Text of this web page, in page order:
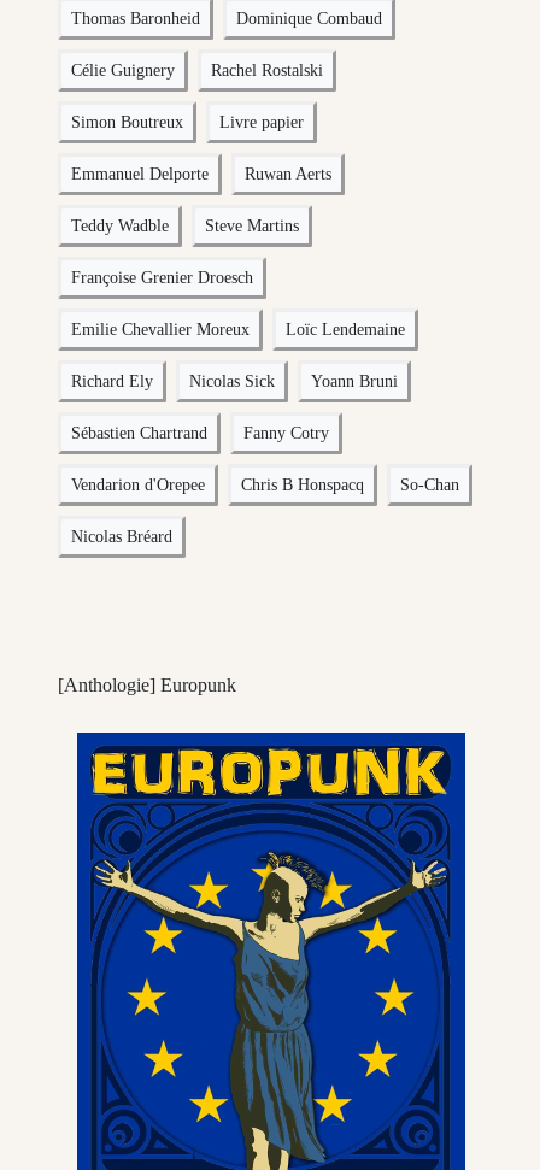
Thomas Baronheid Dominique Combaud
Célie Guignery Rachel Rostalski
Simon Boutreux Livre papier
Emmanuel Delporte Ruwan Aerts
Teddy Wadble Steve Martins
Françoise Grenier Droesch
Emilie Chevallier Moreux Loïc Lendemaine
Richard Ely Nicolas Sick Yoann Bruni
Sébastien Chartrand Fanny Cotry
Vendarion d'Orepee Chris B Honspacq So-Chan
Nicolas Bréard
[Anthologie] Europunk